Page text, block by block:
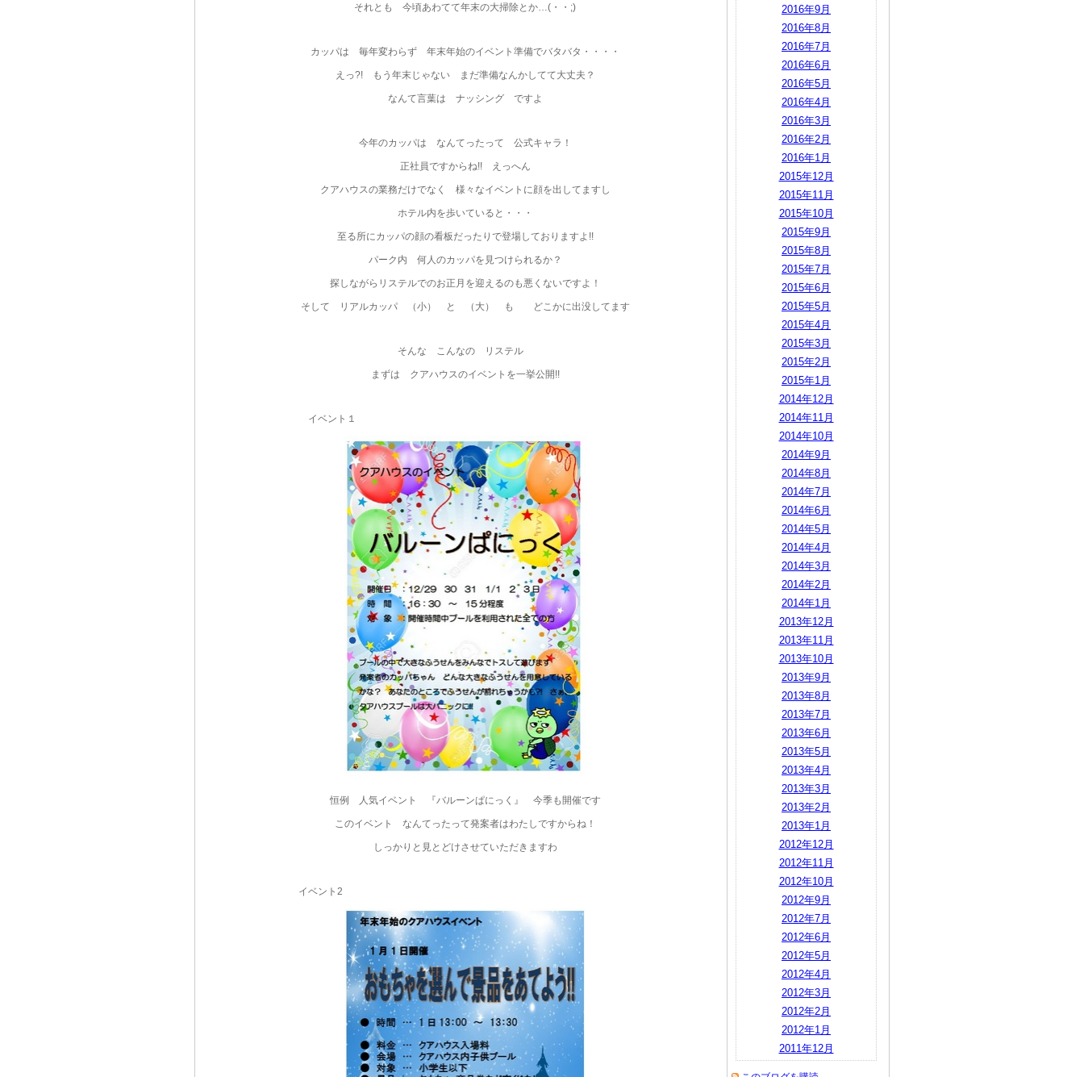
2016年9月
2016年8月
2016年7月
2016年6月
2016年5月
2016年4月
2016年3月
2016年2月
2016年1月
2015年12月
2015年11月
2015年10月
2015年9月
2015年8月
2015年7月
2015年6月
2015年5月
2015年4月
2015年3月
2015年2月
2015年1月
2014年12月
2014年11月
2014年10月
2014年9月
2014年8月
2014年7月
2014年6月
2014年5月
2014年4月
2014年3月
2014年2月
2014年1月
2013年12月
2013年11月
2013年10月
2013年9月
2013年8月
2013年7月
2013年6月
2013年5月
2013年4月
2013年3月
2013年2月
2013年1月
2012年12月
2012年11月
2012年10月
2012年9月
2012年7月
2012年6月
2012年5月
2012年4月
2012年3月
2012年2月
2012年1月
2011年12月
それとも 今頃あわてて年末の大掃除とか…(・・;)
カッパは 毎年変わらず 年末年始のイベント準備でバタバタ・・・・
えっ?! もう年末じゃない まだ準備なんかしてて大丈夫？
なんて言葉は ナッシング ですよ
今年のカッパは なんてったって 公式キャラ！
正社員ですからね!! えっへん
クアハウスの業務だけでなく 様々なイベントに顔を出してますし
ホテル内を歩いていると・・・
至る所にカッパの顔の看板だったりで登場しておりますよ!!
パーク内 何人のカッパを見つけられるか？
探しながらリステルでのお正月を迎えるのも悪くないですよ！
そして リアルカッパ （小） と （大） も どこかに出没してます
そんな こんなの リステル
まずは クアハウスのイベントを一挙公開!!
イベント１
恒例 人気イベント 『バルーンぱにっく』 今季も開催です
このイベント なんてったって発案者はわたしですからね！
しっかりと見とどけさせていただきますわ
イベント2